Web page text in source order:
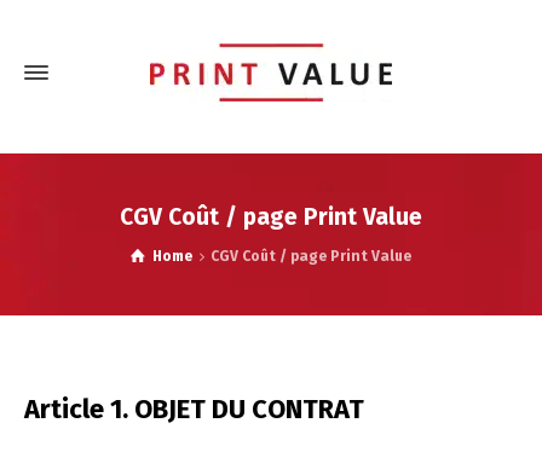
CGV Coût / page Print Value
Home CGV Coût / page Print Value
Article 1. OBJET DU CONTRAT